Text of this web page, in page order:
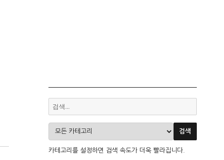
카테고리를 설정하면 검색 속도가 더욱 빨라집니다.